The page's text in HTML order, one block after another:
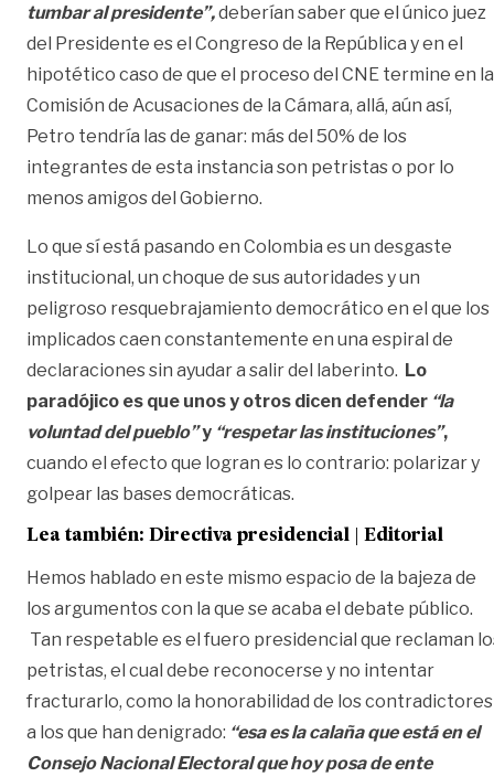
tumbar al presidente”,deberían saber que el único juez
del Presidente es el Congreso de la República y en el
hipotético caso de que el proceso del CNE termine en la
Comisión de Acusaciones de la Cámara, allá, aún así,
Petro tendría las de ganar: más del 50% de los
integrantes de esta instancia son petristas o por lo
menos amigos del Gobierno.
Lo que sí está pasando en Colombia es un desgaste
institucional, un choque de sus autoridades y un
peligroso resquebrajamiento democrático en el que los
implicados caen constantemente en una espiral de
declaraciones sin ayudar a salir del laberinto. Lo
paradójico es que unos y otros dicen defender “la
voluntad del pueblo”y “respetar las instituciones”,
cuando el efecto que logran es lo contrario: polarizar y
golpear las bases democráticas.
Lea también: Directiva presidencial | Editorial
Hemos hablado en este mismo espacio de la bajeza de
los argumentos con la que se acaba el debate público.
Tan respetable es el fuero presidencial que reclaman
petristas, el cual debe reconocerse y no intentar
fracturarlo, como la honorabilidad de los contradictores
a los que han denigrado: “esa es la calaña que está en el
Consejo Nacional Electoral que hoy posa de ente